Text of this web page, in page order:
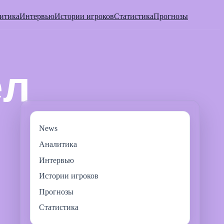
ИнтервьюИстории игроковСтатистикаПрогнозы
News
Аналитика
Интервью
Истории игроков
Прогнозы
Статистика